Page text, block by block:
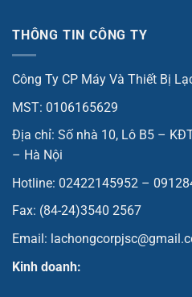
THÔNG TIN CÔNG TY
Công Ty CP Máy Và Thiết Bị
MST: 0106165629
Địa chỉ: Số nhà 10, Lô B5 –
– Hà Nội
Hotline: 02422145952 –
Fax: (84-24)3540 2567
Email:
Kinh doanh: